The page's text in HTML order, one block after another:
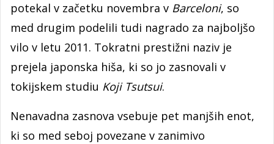
potekal v začetku novembra v Barceloni, so
med drugim podelili tudi nagrado za najboljšo
vilo v letu 2011. Tokratni prestižni naziv je
prejela japonska hiša, ki so jo zasnovali v
tokijskem studiu Koji Tsutsui.
Nenavadna zasnova vsebuje pet manjših enot,
ki so med seboj povezane v zanimivo